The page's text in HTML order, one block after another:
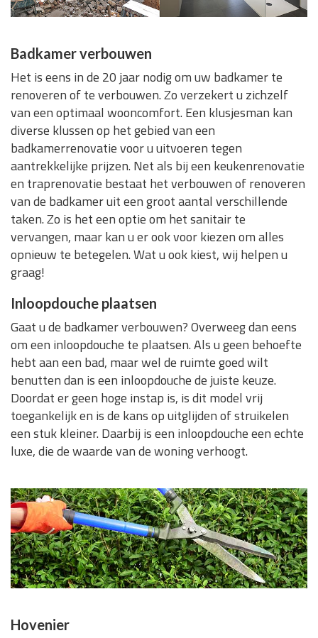
Badkamer verbouwen
Het is eens in de 20 jaar nodig om uw badkamer te
renoveren of te verbouwen. Zo verzekert u zichzelf
van een optimaal wooncomfort. Een klusjesman kan
diverse klussen op het gebied van een
badkamerrenovatie voor u uitvoeren tegen
aantrekkelijke prijzen. Net als bij een keukenrenovatie
en traprenovatie bestaat het verbouwen of renoveren
van de badkamer uit een groot aantal verschillende
taken. Zo is het een optie om het sanitair te
vervangen, maar kan u er ook voor kiezen om alles
opnieuw te betegelen. Wat u ook kiest, wij helpen u
graag!
Inloopdouche plaatsen
Gaat u de badkamer verbouwen? Overweeg dan eens
om een inloopdouche te plaatsen. Als u geen behoefte
hebt aan een bad, maar wel de ruimte goed wilt
benutten dan is een inloopdouche de juiste keuze.
Doordat er geen hoge instap is, is dit model vrij
toegankelijk en is de kans op uitglijden of struikelen
een stuk kleiner. Daarbij is een inloopdouche een echte
luxe, die de waarde van de woning verhoogt.
Hovenier